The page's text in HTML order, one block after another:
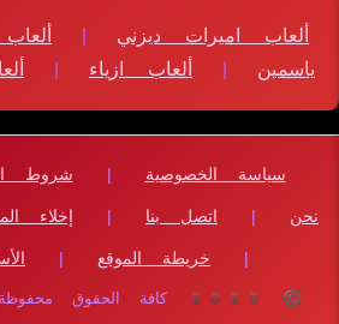
ألعاب اميرات ديزني |
ياسمين
| ألعاب ازياء |
سياسة الخصوصية | شروط
نحن | اتصل بنا | إخلاء
| خريطة الموقع |
© 2025 كافة الحقوق محفوظة لموقع Al3abCoat